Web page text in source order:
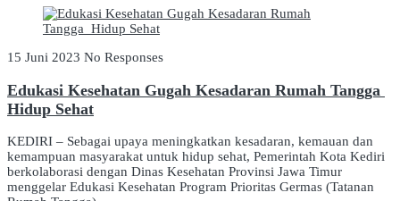
15 Juni 2023 No Responses
Edukasi Kesehatan Gugah Kesadaran Rumah Tangga
Hidup Sehat
KEDIRI – Sebagai upaya meningkatkan kesadaran, kemauan dan
kemampuan masyarakat untuk hidup sehat, Pemerintah Kota Kediri
berkolaborasi dengan Dinas Kesehatan Provinsi Jawa Timur
menggelar Edukasi Kesehatan Program Prioritas Germas (Tatanan